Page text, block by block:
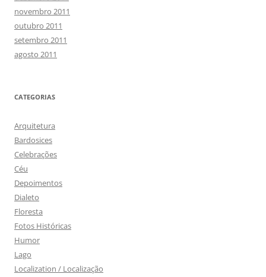
novembro 2011
outubro 2011
setembro 2011
agosto 2011
CATEGORIAS
Arquitetura
Bardosices
Celebrações
Céu
Depoimentos
Dialeto
Floresta
Fotos Históricas
Humor
Lago
Localization / Localização